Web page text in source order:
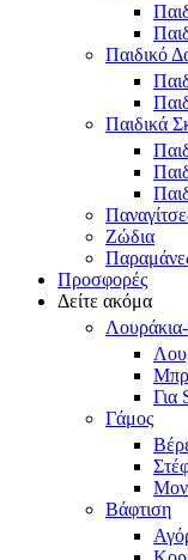
Παιδικό
Παιδικά
Ζώδια
Προσφορές
Δείτε ακόμα
Για
Γάμος
Βάφτιση